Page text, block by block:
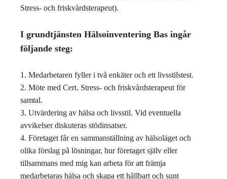
Stress- och friskvårdsterapeut).
I grundtjänsten Hälsoinventering Bas ingår
följande steg:
1. Medarbetaren fyller i två enkäter och ett livsstilstest.
2. Möte med Cert. Stress- och friskvårdsterapeut för
samtal.
3. Utvärdering av hälsa och livsstil. Vid eventuella
avvikelser diskuteras stödinsatser.
4. Företaget får en sammanställning av hälsoläget och
olika förslag på lösningar, hur företaget själv eller
tillsammans med mig kan arbeta för att främja
medarbetaras hälsa och skapa ett hållbart och sunt